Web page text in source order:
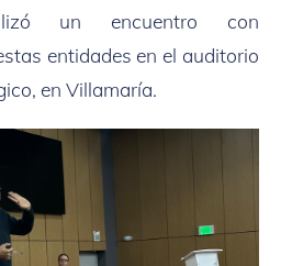
un encuentro con
entidades en el auditorio
en Villamaría.